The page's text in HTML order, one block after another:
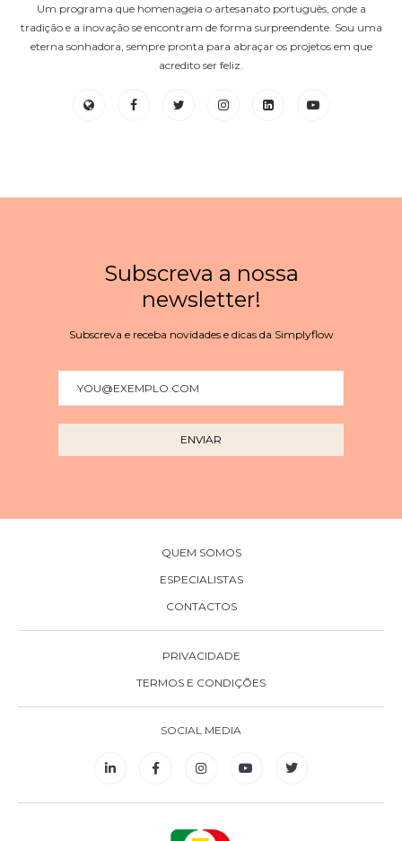
Um programa que homenageia o artesanato português, onde a
tradição e a inovação se encontram de forma surpreendente. Sou uma
eterna sonhadora, sempre pronta para abraçar os projetos em que
acredito ser feliz.
Subscreva a nossa
newsletter!
Subscreva e receba novidades e dicas da Simplyflow
QUEM SOMOS
ESPECIALISTAS
CONTACTOS
PRIVACIDADE
TERMOS E CONDIÇÕES
SOCIAL MEDIA